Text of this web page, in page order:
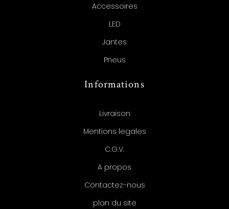
Accessoires
LED
Jantes
Pneus
Informations
Livraison
Mentions legales
C.G.V.
A propos
Contactez-nous
plan du site